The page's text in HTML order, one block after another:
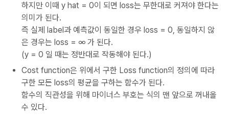
하지만 이때 y hat = 0이 되면 loss는 무한대로 커져야 한다는
의미가 된다.
즉 실제 label과 예측값이 동일한 경우 loss = 0, 동일하지 않
은 경우는 loss = ∞ 가 된다.
(y = 0 일 때는 정반대로 작동해야 된다.)
Cost function은 위에서 구한 Loss function의 정의에 따라
구한 모든 loss의 평균을 구하는 함수가 된다.
함수의 직관성을 위해 마이너스 부호는 식의 맨 앞으로 꺼내올
수 있다.